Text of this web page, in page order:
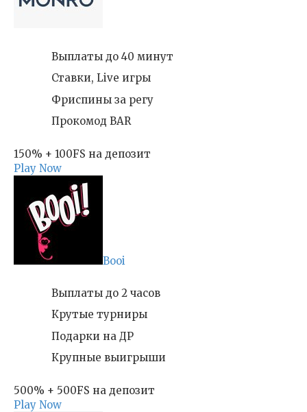
Выплаты до 40 минут
Ставки, Live игры
Фриспины за регу
Прокомод BAR
150% + 100FS на депозит
Play Now
Booi
Выплаты до 2 часов
Крутые турниры
Подарки на ДР
Крупные выигрыши
500% + 500FS на депозит
Play Now